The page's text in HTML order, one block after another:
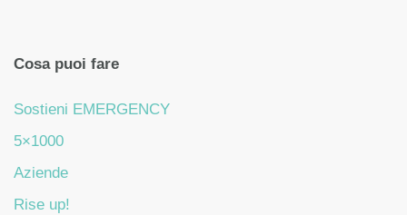
Cosa puoi fare
Sostieni EMERGENCY
5×1000
Aziende
Rise up!